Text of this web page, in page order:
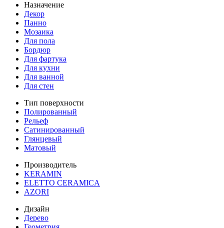
Назначение
Декор
Панно
Мозаика
Для пола
Бордюр
Для фартука
Для кухни
Для ванной
Для стен
Тип поверхности
Полированный
Рельеф
Сатинированный
Глянцевый
Матовый
Производитель
KERAMIN
ELETTO CERAMICA
AZORI
Дизайн
Дерево